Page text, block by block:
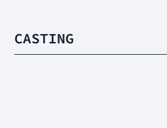
CASTING